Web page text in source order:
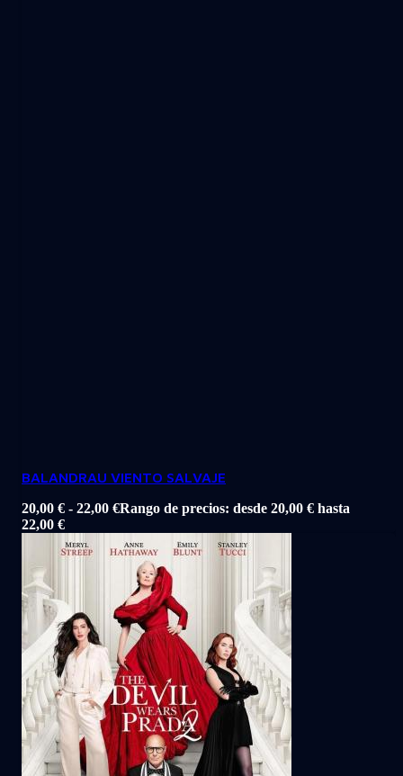
BALANDRAU VIENTO SALVAJE
20,00 € - 22,00 €Rango de precios: desde 20,00 € hasta
22,00 €